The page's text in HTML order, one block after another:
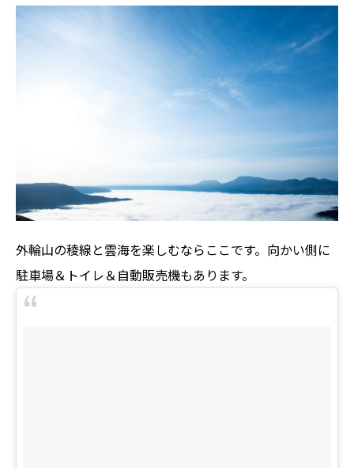
外輪山の稜線と雲海を楽しむならここです。向かい側に
駐車場＆トイレ＆自動販売機もあります。